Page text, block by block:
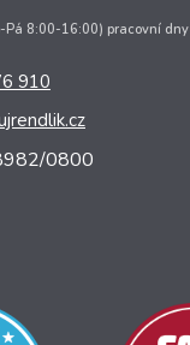
Pá 8:00-16:00) pracovní dny
910
0800